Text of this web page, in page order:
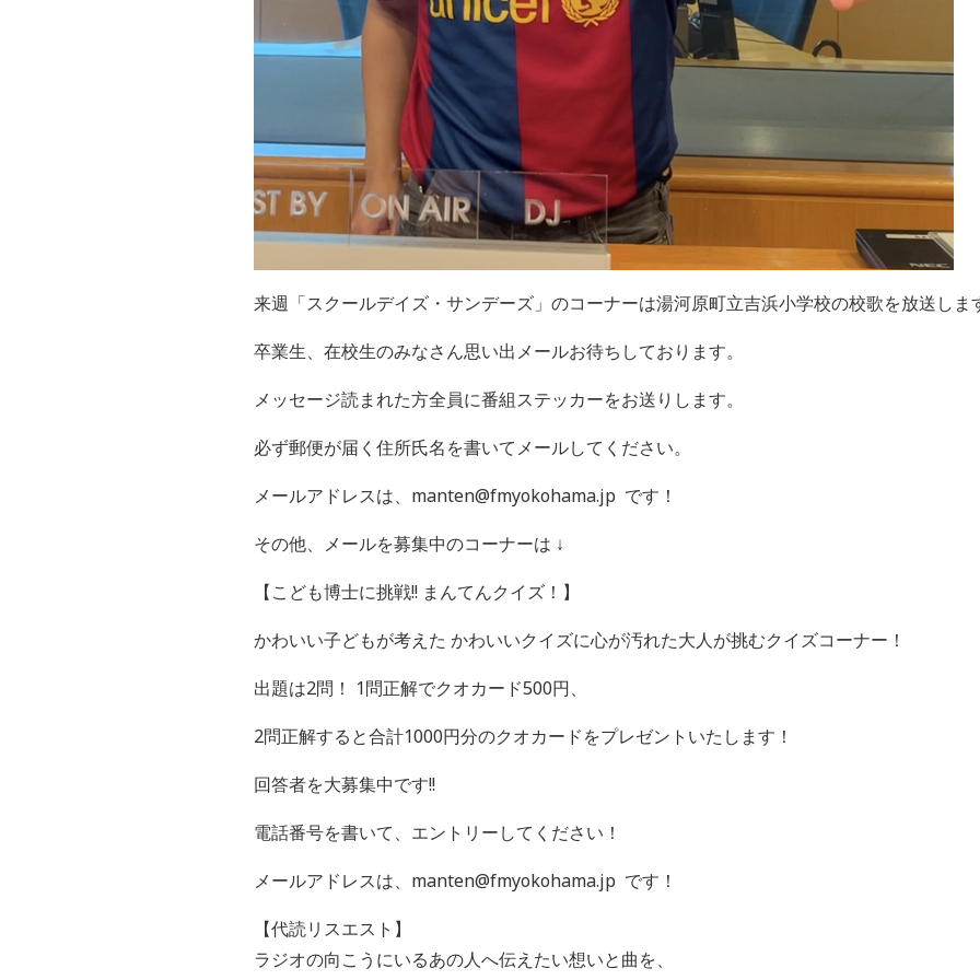
来週「スクールデイズ・サンデーズ」のコーナーは湯河原町立吉浜小学校の校歌を放送しま
卒業生、在校生のみなさん思い出メールお待ちしております。
メッセージ読まれた方全員に番組ステッカーをお送りします。
必ず郵便が届く住所氏名を書いてメールしてください。
メールアドレスは、manten@fmyokohama.jp です！
その他、メールを募集中のコーナーは ↓
【こども博士に挑戦!! まんてんクイズ！】
かわいい子どもが考えた かわいいクイズに心が汚れた大人が挑むクイズコーナー！
出題は2問！ 1問正解でクオカード500円、
2問正解すると合計1000円分のクオカードをプレゼントいたします！
回答者を大募集中です!!
電話番号を書いて、エントリーしてください！
メールアドレスは、manten@fmyokohama.jp です！
【代読リスエスト】
ラジオの向こうにいるあの人へ伝えたい想いと曲を、